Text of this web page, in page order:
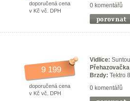
doporučená cena
v Kč vč. DPH
0 komentářů
9 199
doporučená cena
v Kč vč. DPH
Vidlice:
Brzdy: Tektro
0 komentářů